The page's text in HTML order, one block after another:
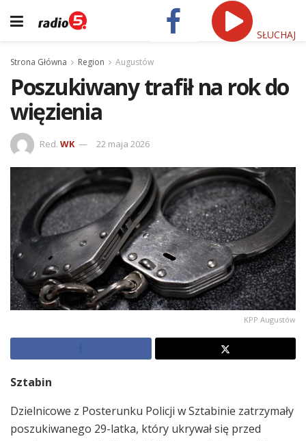
SŁUCHAJ
Strona Główna Region Augustów
Poszukiwany trafił na rok do
więzienia
Red. WK 22 maja 2026
KPP Augustów
Sztabin
Dzielnicowe z Posterunku Policji w Sztabinie zatrzymały
poszukiwanego 29-latka, który ukrywał się przed